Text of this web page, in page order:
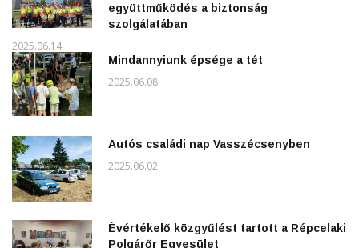
együttműködés a biztonság
szolgálatában
2025.06.14.
Mindannyiunk épsége a tét
2025.06.08.
Autós családi nap Vasszécsenyben
2025.06.02.
Évértékelő közgyűlést tartott a Répcelaki
Polgárőr Egyesület